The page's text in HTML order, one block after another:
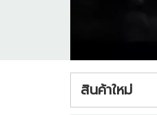
สินค้าใหม่